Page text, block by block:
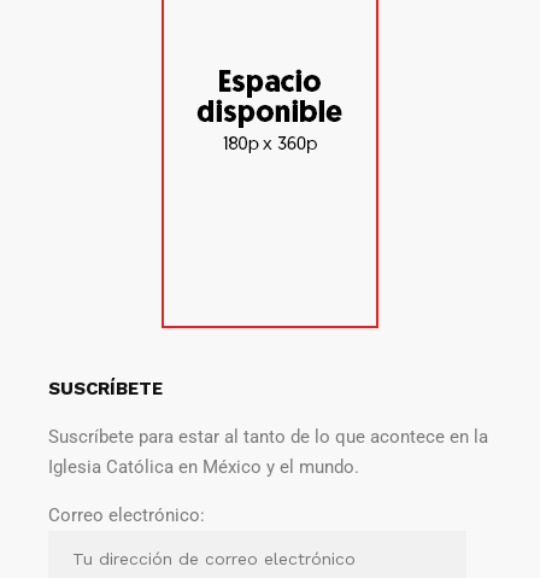
SUSCRÍBETE
Suscríbete para estar al tanto de lo que acontece en la
Iglesia Católica en México y el mundo.
Correo electrónico: